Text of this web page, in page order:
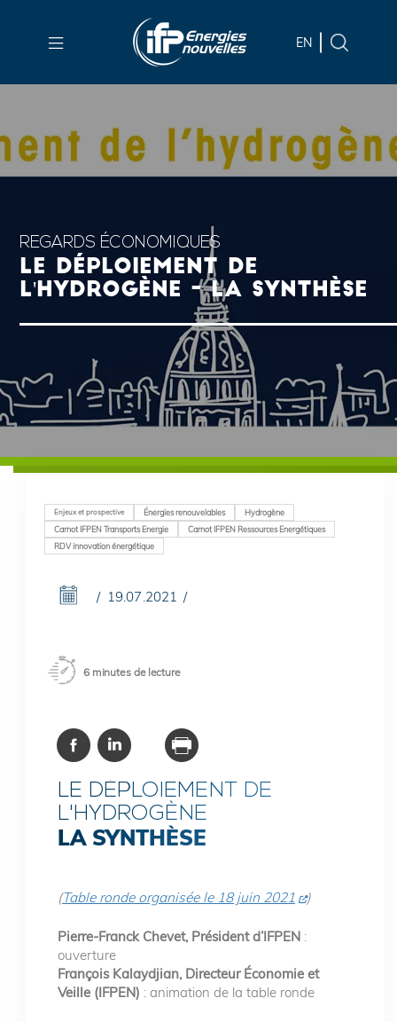
contenu
main
menu
search
EN
REGARDS ÉCONOMIQUES
LE DÉPLOIEMENT DE
L'HYDROGÈNE - LA SYNTHÈSE
Enjeux et prospective Énergies renouvelables
Hydrogène
Carnot IFPEN Transports Energie
Carnot IFPEN Ressources Energétiques
RDV innovation énergétique
19.07.2021
6 minutes de lecture
LE DÉPLOIEMENT DE
L'HYDROGÈNE
LA SYNTHÈSE
(Table ronde organisée le 18 juin 2021 )
Pierre-Franck Chevet, Président d’IFPEN :
ouverture
François Kalaydjian, Directeur Économie et
Veille (IFPEN) : animation de la table ronde